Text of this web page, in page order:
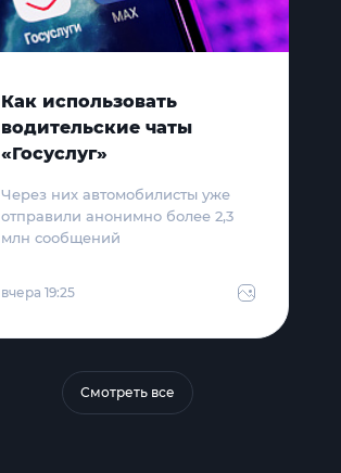
Как использовать
водительские чаты
«Госуслуг»
Через них автомобилисты уже
отправили анонимно более 2,3
млн сообщений
вчера 19:25
Смотреть все